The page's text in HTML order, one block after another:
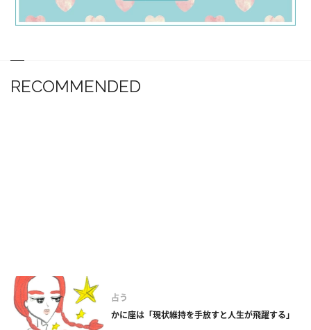
RECOMMENDED
占う
かに座は「現状維持を手放すと人生が飛躍する」